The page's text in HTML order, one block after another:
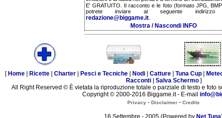
E' GRATUITO. Il racconto e le foto (formato JPG,
potrete inviare al seguente indirizzo
redazione@biggame.it
Mostra / Nascondi INFO
[ Home Ricette Charter Pesci e Tecniche Nodi Catture Tuna Cup
Racconti| Salva Schermo]
All Right Reserved © È vietata la riproduzione totale o parziale di testo e foto
Copyright © 2000-2016 Biggame.it - E-mail
Privacy - Disclaimer - Credits
16 Settembre - 2005 (Powered by Net Tuna